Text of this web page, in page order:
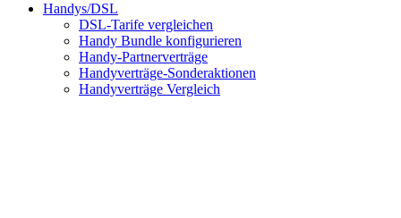
Handys/DSL
DSL-Tarife vergleichen
Handy Bundle konfigurieren
Handy-Partnerverträge
Handyverträge-Sonderaktionen
Handyverträge Vergleich